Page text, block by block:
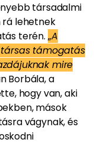
társadalmi
lehetnek
terén. „A
társas támogatás
mire
Borbála, a
hogy van, aki
mások
vágynak, és